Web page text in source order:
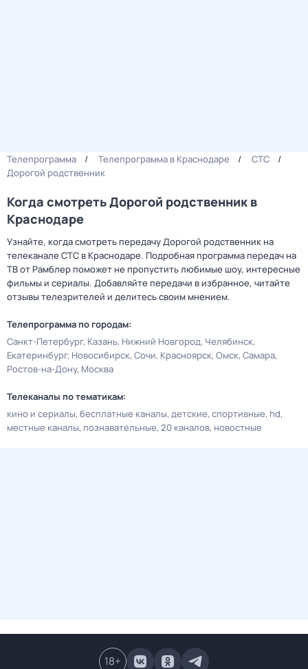
Телепрограмма Телепрограмма в Краснодаре
СТС
Дорогой родственник
Когда смотреть Дорогой родственник в
Краснодаре
Узнайте, когда смотреть передачу Дорогой родственник на
телеканале СТС в Краснодаре. Подробная программа передач на
ТВ от Рамблер поможет не пропустить любимые шоу, интересные
фильмы и сериалы. Добавляйте передачи в избранное, читайте
отзывы телезрителей и делитесь своим мнением.
Телепрограмма по городам:
Санкт-Петербург Казань Нижний Новгород Челябинск
Екатеринбург Новосибирск Сочи Красноярск Омск Самара
Ростов-на-Дону Москва
Телеканалы по тематикам:
кино и сериалы бесплатные каналы детские спортивные hd
местные каналы познавательные 20 каналов новостные
18+